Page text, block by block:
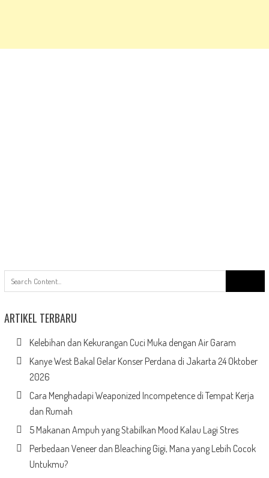
for:
ARTIKEL TERBARU
Kelebihan dan Kekurangan Cuci Muka dengan Air Garam
Kanye West Bakal Gelar Konser Perdana di Jakarta 24 Oktober
2026
Cara Menghadapi Weaponized Incompetence di Tempat Kerja
dan Rumah
5 Makanan Ampuh yang Stabilkan Mood Kalau Lagi Stres
Perbedaan Veneer dan Bleaching Gigi, Mana yang Lebih Cocok
Untukmu?